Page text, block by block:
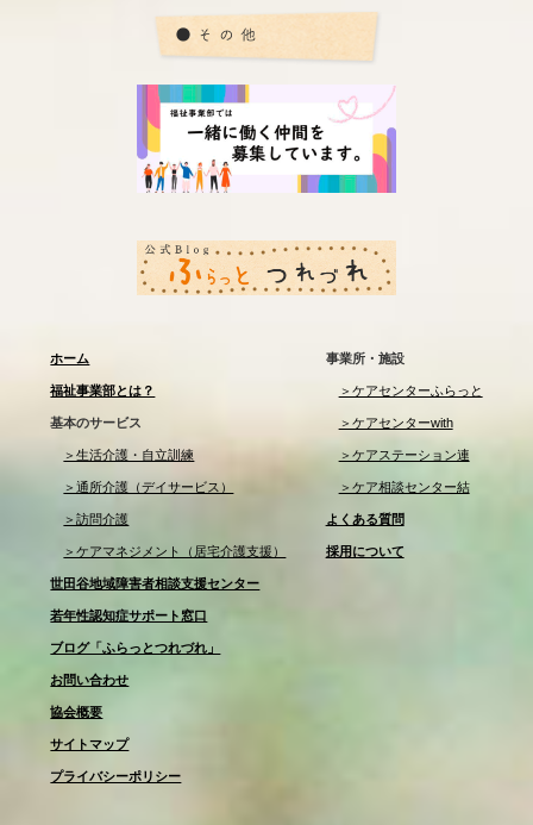
ホーム
福祉事業部とは？
基本のサービス
＞生活介護・自立訓練
＞通所介護（デイサービス）
＞訪問介護
＞ケアマネジメント（居宅介護支援）
事業所・施設
＞ケアセンターふらっと
＞ケアセンターwith
＞ケアステーション連
＞ケア相談センター結
よくある質問
採用について
世田谷地域障害者相談支援センター
若年性認知症サポート窓口
ブログ「ふらっとつれづれ」
お問い合わせ
協会概要
サイトマップ
プライバシーポリシー